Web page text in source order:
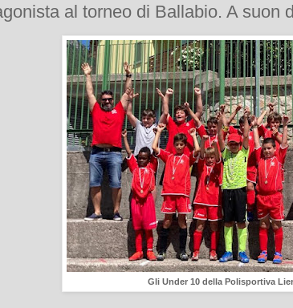
al torneo di Ballabio. A suon
Gli Under 10 della Polisportiva